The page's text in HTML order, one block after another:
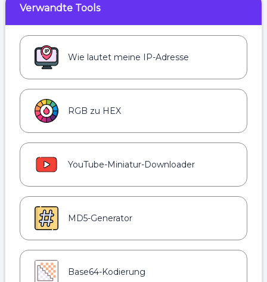
Verwandte Tools
Wie lautet meine IP-Adresse
RGB zu HEX
YouTube-Miniatur-Downloader
MD5-Generator
Base64-Kodierung